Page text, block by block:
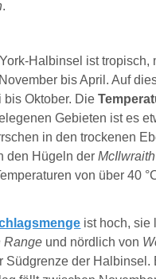
.
Halbinsel ist tropisch,
bis April. Auf
bis Oktober. Die
Gebieten ist es
in den trockenen
den Hügeln der
von über 40
ist hoch, sie
Range und nördlich von
Südgrenze der Halbinsel.